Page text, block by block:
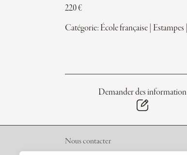
220€
Catégorie: École française Estampes
Demander des information
Nous contacter